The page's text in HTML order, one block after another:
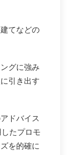
てなどの
グに強み
引き出す
ドバイス
たプロモ
を的確に